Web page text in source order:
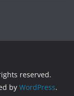
reserved.
by WordPress.